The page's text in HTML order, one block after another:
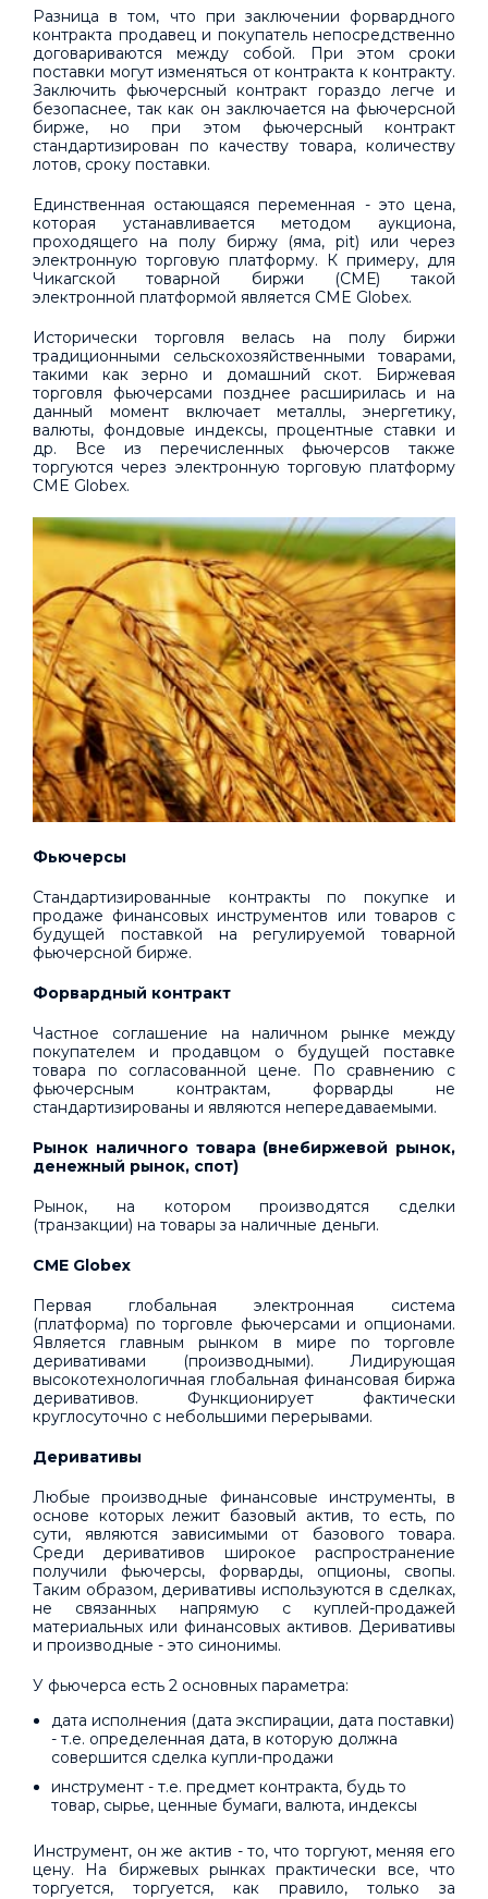
Разница в том, что при заключении форвардного
контракта продавец и покупатель непосредственно
договариваются между собой. При этом сроки
поставки могут изменяться от контракта к контракту.
Заключить фьючерсный контракт гораздо легче и
безопаснее, так как он заключается на фьючерсной
бирже, но при этом фьючерсный контракт
стандартизирован по качеству товара, количеству
лотов, сроку поставки.
Единственная остающаяся переменная - это цена,
которая устанавливается методом аукциона,
проходящего на полу биржу (яма, pit) или через
электронную торговую платформу. К примеру, для
Чикагской товарной биржи (СМЕ) такой
электронной платформой является CME Globex.
Исторически торговля велась на полу биржи
традиционными сельскохозяйственными товарами,
такими как зерно и домашний скот. Биржевая
торговля фьючерсами позднее расширилась и на
данный момент включает металлы, энергетику,
валюты, фондовые индексы, процентные ставки и
др. Все из перечисленных фьючерсов также
торгуются через электронную торговую платформу
CME Globex.
Фьючерсы
Стандартизированные контракты по покупке и
продаже финансовых инструментов или товаров с
будущей поставкой на регулируемой товарной
фьючерсной бирже.
Форвардный контракт
Частное соглашение на наличном рынке между
покупателем и продавцом о будущей поставке
товара по согласованной цене. По сравнению с
фьючерсным контрактам, форварды не
стандартизированы и являются непередаваемыми.
Рынок наличного товара (внебиржевой рынок,
денежный рынок, спот)
Рынок, на котором производятся сделки
(транзакции) на товары за наличные деньги.
CME Globex
Первая глобальная электронная система
(платформа) по торговле фьючерсами и опционами.
Является главным рынком в мире по торговле
деривативами (производными). Лидирующая
высокотехнологичная глобальная финансовая биржа
деривативов. Функционирует фактически
круглосуточно с небольшими перерывами.
Деривативы
Любые производные финансовые инструменты, в
основе которых лежит базовый актив, то есть, по
сути, являются зависимыми от базового товара.
Среди деривативов широкое распространение
получили фьючерсы, форварды, опционы, свопы.
Таким образом, деривативы используются в сделках,
не связанных напрямую с куплей-продажей
материальных или финансовых активов. Деривативы
и производные - это синонимы.
У фьючерса есть 2 основных параметра:
дата исполнения (дата экспирации, дата поставки)
- т.е. определенная дата, в которую должна
совершится сделка купли-продажи
инструмент - т.е. предмет контракта, будь то
товар, сырье, ценные бумаги, валюта, индексы
Инструмент, он же актив - то, что торгуют, меняя его
цену. На биржевых рынках практически все, что
торгуется, торгуется, как правило, только за